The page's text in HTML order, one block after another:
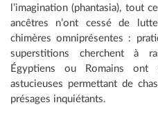
l’imagination (phantasia), tout
ancêtres n’ont cessé de
chimères omniprésentes :
superstitions cherchent à
Égyptiens ou Romains ont
astucieuses permettant de
présages inquiétants.